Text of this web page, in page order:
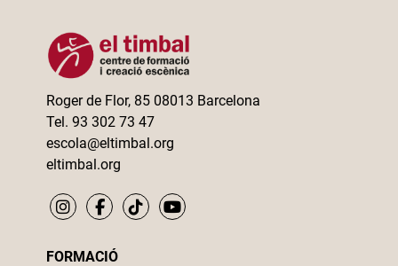
Roger de Flor, 85 08013 Barcelona
Tel. 93 302 73 47
escola@eltimbal.org
eltimbal.org
FORMACIÓ